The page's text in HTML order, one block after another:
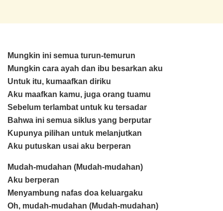
Mungkin ini semua turun-temurun
Mungkin cara ayah dan ibu besarkan aku
Untuk itu, kumaafkan diriku
Aku maafkan kamu, juga orang tuamu
Sebelum terlambat untuk ku tersadar
Bahwa ini semua siklus yang berputar
Kupunya pilihan untuk melanjutkan
Aku putuskan usai aku berperan
Mudah-mudahan (Mudah-mudahan)
Aku berperan
Menyambung nafas doa keluargaku
Oh, mudah-mudahan (Mudah-mudahan)